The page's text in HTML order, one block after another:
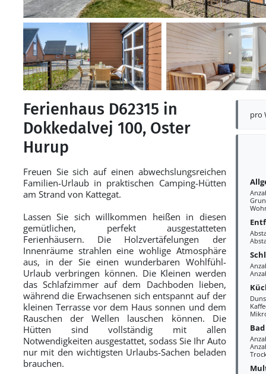
pro
Bad
Ferienhaus D62315 in
Dokkedalvej 100, Oster
Hurup
Freuen Sie sich auf einen abwechslungsreichen
Familien-Urlaub in praktischen Camping-Hütten
am Strand von Kattegat.
Lassen Sie sich willkommen heißen in diesen
gemütlichen, perfekt ausgestatteten
Ferienhäusern. Die Holzvertäfelungen der
Innenräume strahlen eine wohlige Atmosphäre
aus, in der Sie einen wunderbaren Wohlfühl-
Urlaub verbringen können. Die Kleinen werden
das Schlafzimmer auf dem Dachboden lieben,
während die Erwachsenen sich entspannt auf der
kleinen Terrasse vor dem Haus sonnen und dem
Rauschen der Wellen lauschen können. Die
Hütten sind vollständig mit allen
Notwendigkeiten ausgestattet, sodass Sie Ihr Auto
nur mit den wichtigsten Urlaubs-Sachen beladen
brauchen.